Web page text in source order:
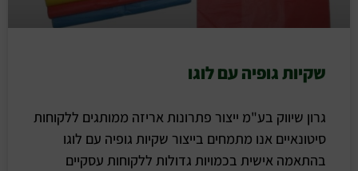
שקיות גופיה עם לוגו
גרון שיווק בע"מ ייצור פתרונות אריזה ממותגים ללקוחות
סיטונאיים אנו מתמחים בייצור שקיות גופיה עם לוגו
בהתאמה אישית בכמויות גדולות ללקוחות עסקיים